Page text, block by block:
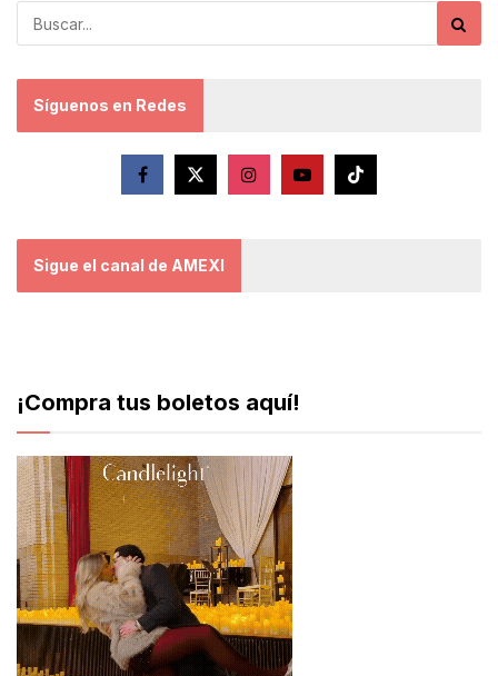
Síguenos en Redes
Sigue el canal de AMEXI
¡Compra tus boletos aquí!